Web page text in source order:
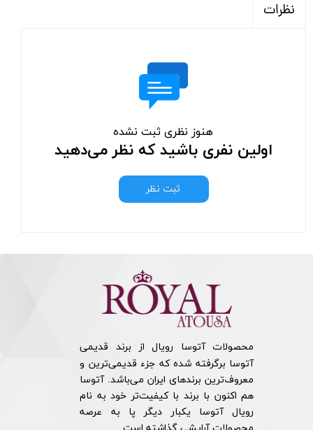
نظرات
هنوز نظری ثبت نشده
اولین نفری باشید که نظر می‌دهید
ثبت نظر
محصولات آتوسا رویال از برند قدیمی
آتوسا برگرفته شده که جزء قدیمی‌ترین و
معروف‌ترین برندهای ایران می‌باشد. آتوسا
هم اکنون با برند با کیفیت‌تر خود به نام
رویال آتوسا یکبار دیگر پا به عرصه